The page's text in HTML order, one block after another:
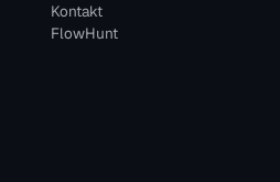
Kontakt
FlowHunt